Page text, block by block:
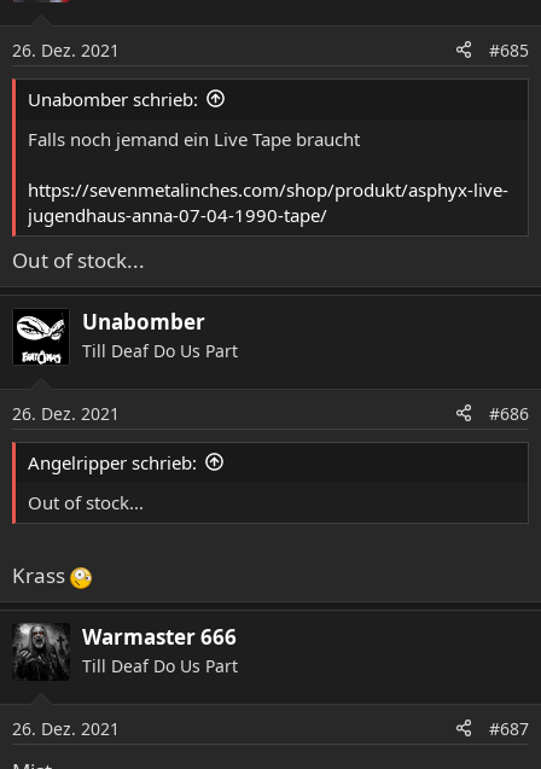
26. Dez. 2021 #685
Unabomber schrieb:
Falls noch jemand ein Live Tape braucht
https://sevenmetalinches.com/shop/produkt/asphyx-live-
jugendhaus-anna-07-04-1990-tape/
Out of stock...
Unabomber
Till Deaf Do Us Part
26. Dez. 2021 #686
Angelripper schrieb:
Out of stock...
Krass
Warmaster 666
Till Deaf Do Us Part
26. Dez. 2021 #687